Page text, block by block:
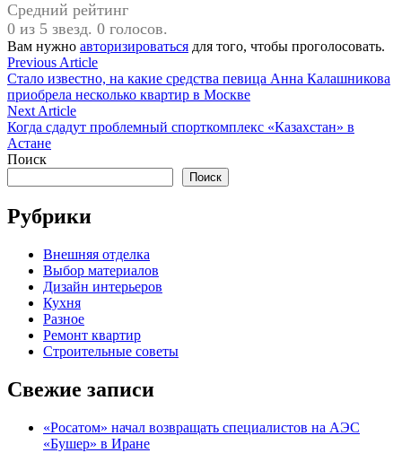
Средний рейтинг
0 из 5 звезд. 0 голосов.
Вам нужно авторизироваться для того, чтобы проголосовать.
Навигация
по
записям
Previous ArticlePrevious
article:
Стало известно, на какие средства певица Анна Калашникова
приобрела несколько квартир в Москве
Next ArticleNext
article:
Когда сдадут проблемный спорткомплекс «Казахстан» в
Астане
Поиск
Поиск
Рубрики
Внешняя отделка
Выбор материалов
Дизайн интерьеров
Кухня
Разное
Ремонт квартир
Строительные советы
Свежие записи
«Росатом» начал возвращать специалистов на АЭС
«Бушер» в Иране